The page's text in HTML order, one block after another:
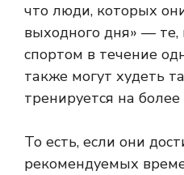
что люди, которых
выходного дня» — те,
спортом в течение
также могут худеть
тренируется на
То есть, если они
рекомендуемых